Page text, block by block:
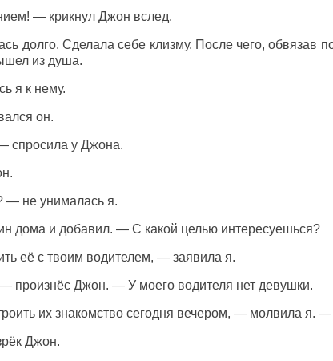
— крикнул Джон вслед.
долго. Сделала себе клизму. После чего, обвязав
из душа.
я к нему.
он.
спросила у Джона.
— не унималась я.
дома и добавил. — С какой целью интересуешься?
её с твоим водителем, — заявила я.
произнёс Джон. — У моего водителя нет девушки.
их знакомство сегодня вечером, — молвила я.
Джон.